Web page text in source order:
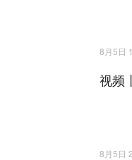
8月5日
视频
8月5日